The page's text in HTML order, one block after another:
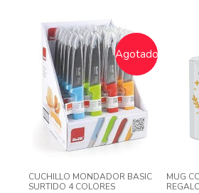
Agotado
CUCHILLO MONDADOR BASIC
SURTIDO 4 COLORES
MUG